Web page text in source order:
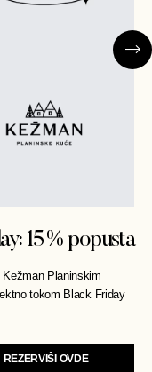
15% popusta
Planinskim
tokom Black Friday
REZERVIŠI OVDE